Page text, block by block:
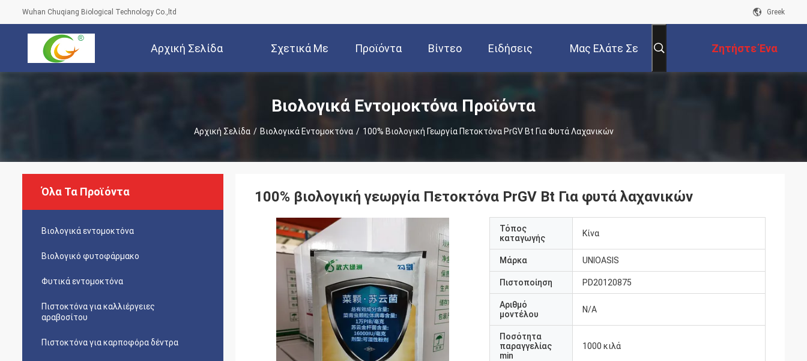
Wuhan Chuqiang Biological Technology Co.,ltd Greek
Αρχική Σελίδα Σχετικά Με Προϊόντα Βίντεο Ειδήσεις Μας Ελάτε Σε Ζητήστε Ένα
Απόσπασμα
Βιολογικά Εντομοκτόνα Προϊόντα
Αρχική Σελίδα / Βιολογικά Εντομοκτόνα / 100% Βιολογική Γεωργία Πετοκτόνα PrGV Bt Για Φυτά Λαχανικών
Όλα Τα Προϊόντα
Βιολογικά εντομοκτόνα
Βιολογικό φυτοφάρμακο
Φυτικά εντομοκτόνα
Πιστοκτόνα για καλλιέργειες
αραβοσίτου
Πιστοκτόνα για καρποφόρα δέντρα
100% βιολογική γεωργία Πετοκτόνα PrGV Bt Για φυτά λαχανικών
Τόπος
καταγωγής
Κίνα
Μάρκα UNIOASIS
Πιστοποίηση PD20120875
Αριθμό
μοντέλου
N/A
Ποσότητα
παραγγελίας
min
1000 κιλά